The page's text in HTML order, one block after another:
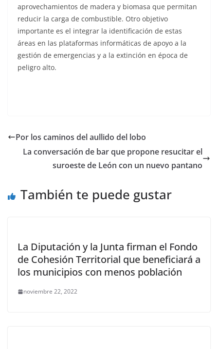
aprovechamientos de madera y biomasa que permitan
reducir la carga de combustible. Otro objetivo
importante es el integrar la identificación de estas
áreas en las plataformas informáticas de apoyo a la
gestión de emergencias y a la extinción en época de
peligro alto.
Por los caminos del aullido del lobo
La conversación de bar que propone resucitar el
suroeste de León con un nuevo pantano
También te puede gustar
La Diputación y la Junta firman el Fondo
de Cohesión Territorial que beneficiará a
los municipios con menos población
noviembre 22, 2022